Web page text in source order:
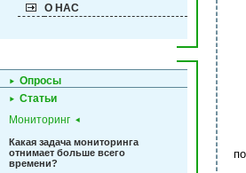
О НАС
Опросы
Статьи
Мониторинг
Какая задача мониторинга
отнимает больше всего
времени?